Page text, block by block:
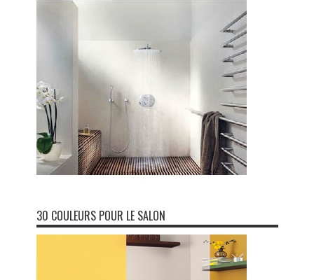
30 COULEURS POUR LE SALON